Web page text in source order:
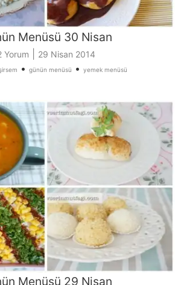
Menüsü 30 Nisan
Yorum 29 Nisan 2014
• günün menüsü • yemek menüsü
Menüsü 29 Nisan